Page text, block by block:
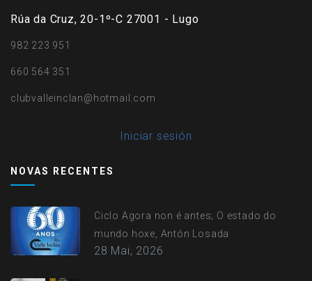
Rúa da Cruz, 20-1º-C 27001 - Lugo
982 223 951
660 564 351
clubvalleinclan@hotmail.com
account
menu
Iniciar sesión
NOVAS RECENTES
Ciclo Agora non é antes; O estado do
mundo hoxe, Antón Losada
28 Mai, 2026